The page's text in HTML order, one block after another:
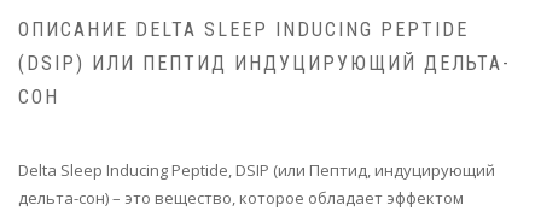
ОПИСАНИЕ DELTA SLEEP INDUCING PEPTIDE
(DSIP) ИЛИ ПЕПТИД ИНДУЦИРУЮЩИЙ ДЕЛЬТА-
СОН
Delta Sleep Inducing Peptide, DSIP (или Пептид, индуцирующий
дельта-сон) – это вещество, которое обладает эффектом